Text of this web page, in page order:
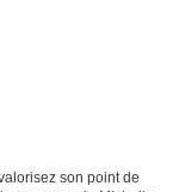
son point de